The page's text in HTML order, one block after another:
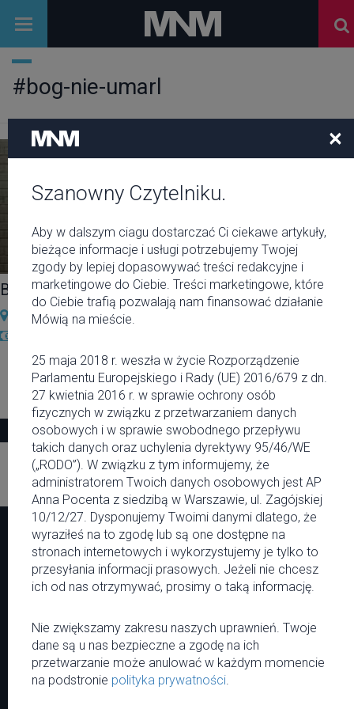
#bog-nie-umarl
Bóg nie umarł
Kino Luna
15 marca 2016 10:15
15 marca 2016 12:15
Zobacz więcej
Menu
Newsy
Wywiady
Kalendarium
Serwis
O MNM
Regulamin
Współpraca
Patronaty
Reklama
×
Szanowny Czytelniku.
Aby w dalszym ciagu dostarczać Ci ciekawe artykuły,
bieżące informacje i usługi potrzebujemy Twojej
zgody by lepiej dopasowywać treści redakcyjne i
marketingowe do Ciebie. Treści marketingowe, które
do Ciebie trafią pozwalają nam finansować działanie
Mówią na mieście.
25 maja 2018 r. weszła w życie Rozporządzenie
Parlamentu Europejskiego i Rady (UE) 2016/679 z dn.
27 kwietnia 2016 r. w sprawie ochrony osób
fizycznych w związku z przetwarzaniem danych
osobowych i w sprawie swobodnego przepływu
takich danych oraz uchylenia dyrektywy 95/46/WE
(„RODO”). W związku z tym informujemy, że
administratorem Twoich danych osobowych jest AP
Anna Pocenta z siedzibą w Warszawie, ul. Zagójskiej
10/12/27. Dysponujemy Twoimi danymi dlatego, że
wyraziłeś na to zgodę lub są one dostępne na
stronach internetowych i wykorzystujemy je tylko to
przesyłania informacji prasowych. Jeżeli nie chcesz
ich od nas otrzymywać, prosimy o taką informację.
Nie zwiększamy zakresu naszych uprawnień. Twoje
dane są u nas bezpieczne a zgodę na ich
przetwarzanie może anulować w każdym momencie
na podstronie polityka prywatności.